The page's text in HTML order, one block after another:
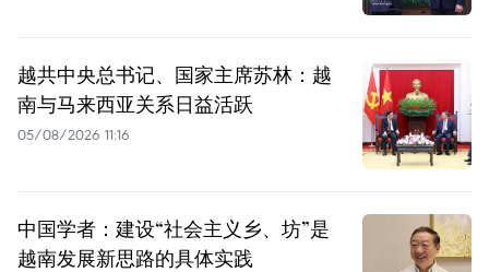
越共中央总书记、国家主席苏林：越
南与马来西亚关系日益活跃
05/08/2026 11:16
中国学者：建设“社会主义乡、坊”是
越南发展新思路的具体实践